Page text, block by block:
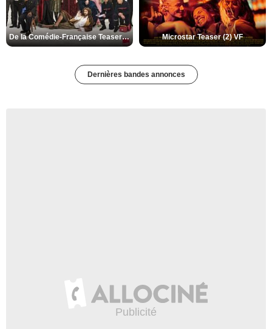
De la Comédie-Française Teaser (3) VF Microstar Teaser (2) VF
Dernières bandes annonces